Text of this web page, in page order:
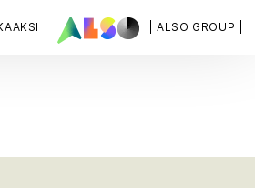
| ALSO GROUP |